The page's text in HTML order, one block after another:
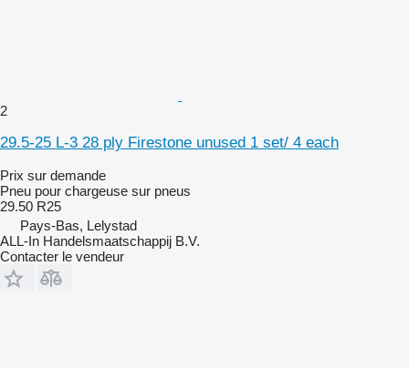
2
29.5-25 L-3 28 ply Firestone unused 1 set/ 4 each
Prix sur demande
Pneu pour chargeuse sur pneus
29.50 R25
Pays-Bas, Lelystad
ALL-In Handelsmaatschappij B.V.
Contacter le vendeur